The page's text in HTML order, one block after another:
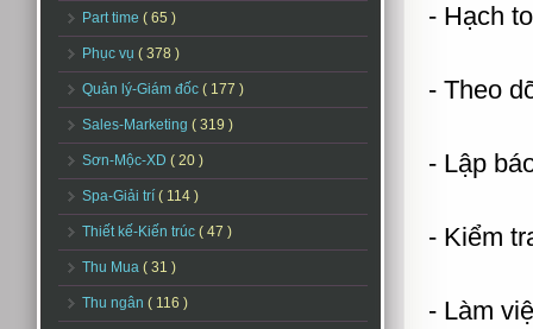
Part time ( 65 )
Phục vụ ( 378 )
Quản lý-Giám đốc ( 177 )
Sales-Marketing ( 319 )
Sơn-Mộc-XD ( 20 )
Spa-Giải trí ( 114 )
Thiết kế-Kiến trúc ( 47 )
Thu Mua ( 31 )
Thu ngân ( 116 )
- Hạch
- Theo
- Lập
- Kiểm
- Làm